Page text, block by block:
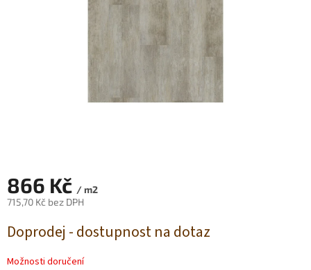
866 Kč / m2
715,70 Kč bez DPH
cena:
Doprodej - dostupnost na dotaz
Možnosti doručení